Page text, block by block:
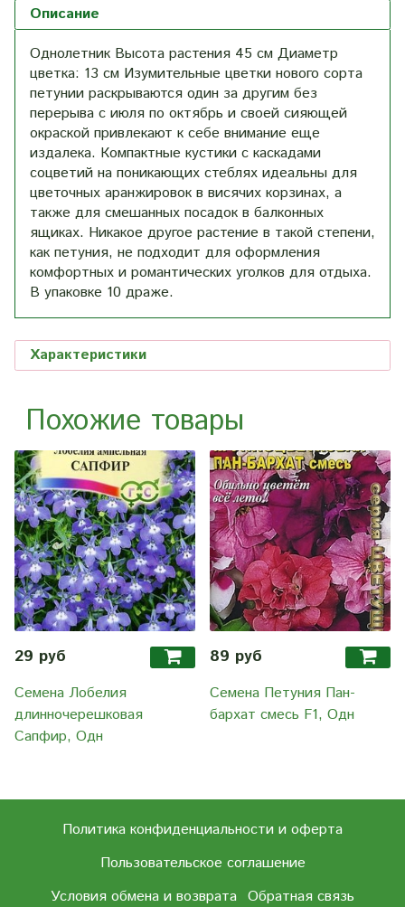
Описание
Однолетник Высота растения 45 см Диаметр
цветка: 13 см Изумительные цветки нового сорта
петунии раскрываются один за другим без
перерыва с июля по октябрь и своей сияющей
окраской привлекают к себе внимание еще
издалека. Компактные кустики с каскадами
соцветий на поникающих стеблях идеальны для
цветочных аранжировок в висячих корзинах, а
также для смешанных посадок в балконных
ящиках. Никакое другое растение в такой степени,
как петуния, не подходит для оформления
комфортных и романтических уголков для отдыха.
В упаковке 10 драже.
Характеристики
Похожие товары
29 руб
Семена Лобелия
длинночерешковая
Сапфир, Одн
89 руб
Семена Петуния Пан-
бархат смесь F1, Одн
Политика конфиденциальности и оферта
Пользовательское соглашение
Условия обмена и возврата Обратная связь